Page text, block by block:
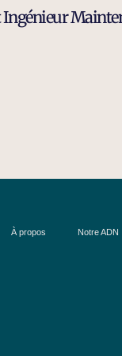
À propos Notre ADN